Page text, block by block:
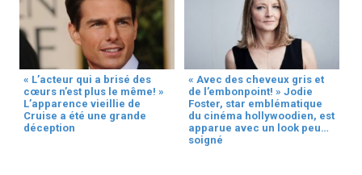
« L’acteur qui a brisé des
cœurs n’est plus le même! »
L’apparence vieillie de
Cruise a été une grande
déception
« Avec des cheveux gris et
de l’embonpoint! » Jodie
Foster, star emblématique
du cinéma hollywoodien, est
apparue avec un look peu
soigné